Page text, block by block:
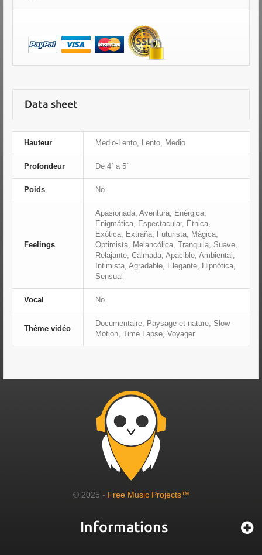
Data sheet
Hauteur Medio-Lento, Lento, Medio
Profondeur De 4´ a 5´
Poids No
Feelings
Apasionada, Aventura, Enérgica,
Enigmática, Espectacular, Étnica,
Exótica, Extraña, Futurista, Mágica,
Optimista, Melancólica, Tranquila, Suave,
Relajante, Calmada, Apacible, Ambiental,
Intimista, Agradable, Elegante, Hipnótica,
Sensual
Vocal No
Thème vidéo
Documentaire, Paysage et nature, Slow
Motion, Time Lapse, Voyager
© 2025 - Free Music Projects™
Informations